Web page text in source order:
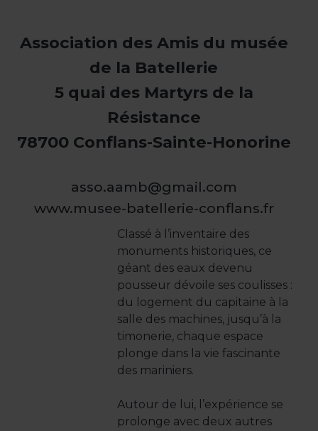
Association des Amis du musée
de la Batellerie
5 quai des Martyrs de la
Résistance
78700 Conflans-Sainte-Honorine
asso.aamb@gmail.com
www.musee-batellerie-conflans.fr
Classé à l’inventaire des
monuments historiques, ce
géant des eaux devenu
pousseur dévoile ses coulisses :
du logement du capitaine à la
salle des machines, jusqu’à la
timonerie, chaque espace
plonge dans la vie fascinante
des mariniers.
Autour de lui, l’expérience se
prolonge avec deux autres